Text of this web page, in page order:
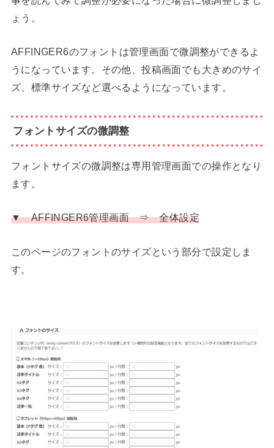
ょう。
AFFINGER6のフォントは管理画面で微調整ができるよ
うになっています。その他、投稿画面でも大きめのサイ
ズ、標準サイズなど選べるようになっています。
フォントサイズの微調整
フォントサイズの微調整は専用管理画面での操作となり
ます。
▼ AFFINGER6管理画面 ⇒ 全体設定
このページのフォントのサイズという部分で設定しま
す。